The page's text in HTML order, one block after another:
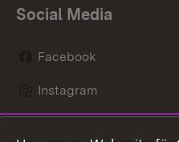
Social Media
Facebook
Instagram